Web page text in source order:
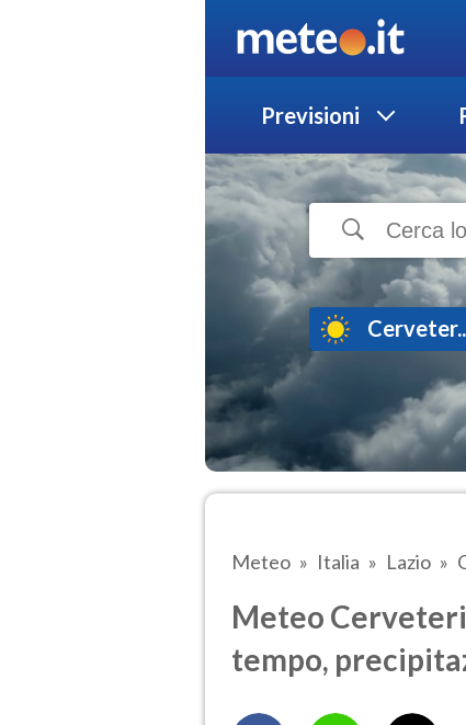
Previsioni
Meteo Italia Lazio
Meteo
tempo,